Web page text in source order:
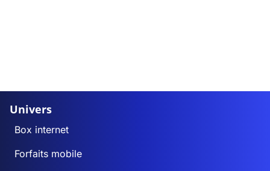
Univers
Box internet
Forfaits mobile